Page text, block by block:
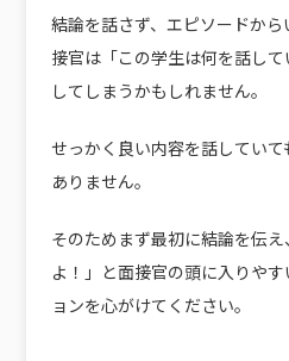
結論を話さず、エピソードか
接官は「この学生は何を話し
してしまうかもしれません。
せっかく良い内容を話してい
ありません。
そのためまず最初に結論を伝
よ！」と面接官の頭に入りや
ョンを心がけてください。